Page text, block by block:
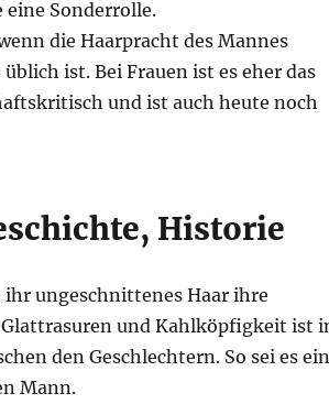
eine Sonderrolle.
die Haarpracht des Mannes
ist. Bei Frauen ist es eher das
und ist auch heute noch
Historie
ungeschnittenes Haar ihre
und Kahlköpfigkeit ist
den Geschlechtern. So sei es
Mann.